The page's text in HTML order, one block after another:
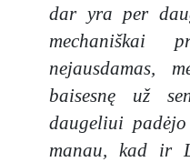
„tamsus,
nešvarus,
gyvulių
kalėjimas
– metafora
dar yra per
mechaniškai
nejausdamas,
baisesnę už
daugeliui
manau, kad ir